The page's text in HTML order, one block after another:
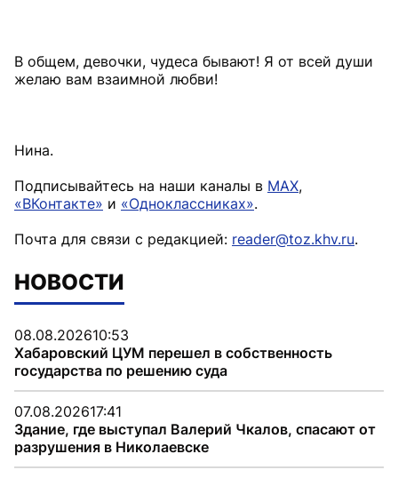
В общем, девочки, чудеса бывают! Я от всей души
желаю вам взаимной любви!
Нина.
Подписывайтесь на наши каналы в MAX,
«ВКонтакте» и «Одноклассниках».
Почта для связи с редакцией: reader@toz.khv.ru.
НОВОСТИ
08.08.202610:53
Хабаровский ЦУМ перешел в собственность
государства по решению суда
07.08.202617:41
Здание, где выступал Валерий Чкалов, спасают от
разрушения в Николаевске